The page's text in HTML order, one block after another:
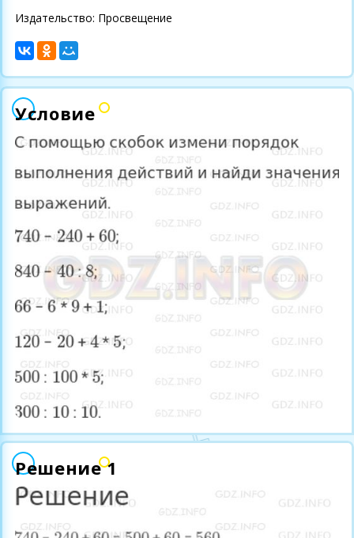
Издательство: Просвещение
Условие
Решение 1